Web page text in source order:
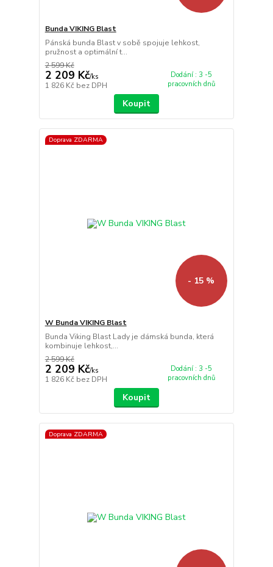
Bunda VIKING Blast
Pánská bunda Blast v sobě spojuje lehkost,
pružnost a optimální t...
2 599 Kč
2 209 Kč/ks
1 826 Kč bez DPH
Dodání : 3 -5
pracovních dnů
Koupit
Doprava ZDARMA
- 15 %
W Bunda VIKING Blast
Bunda Viking Blast Lady je dámská bunda, která
kombinuje lehkost,...
2 599 Kč
2 209 Kč/ks
1 826 Kč bez DPH
Dodání : 3 -5
pracovních dnů
Koupit
Doprava ZDARMA